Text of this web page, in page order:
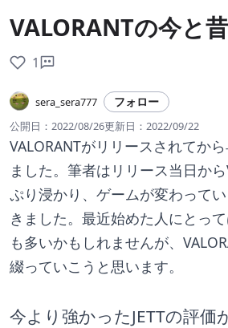
VALORANTの今と昔
1
sera_sera777 フォロー
公開日： 2022/08/26更新日： 2022/09/22
VALORANTがリリースされてか
ました。筆者はリリース当日か
ぷり浸かり、ゲームが変わって
きました。最近始めた人にとっ
も多いかもしれませんが、
綴っていこうと思います。
今より強かったJETTの評価